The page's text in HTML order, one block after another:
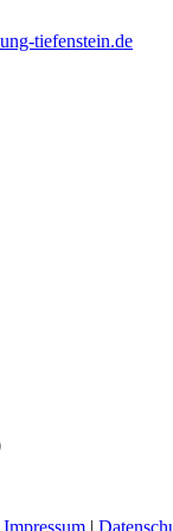
tiefenstein.de
Impressum |